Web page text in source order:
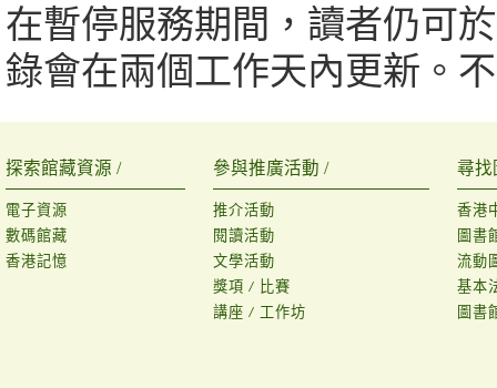
在暫停服務期間，讀者仍可
錄會在兩個工作天內更新。
探索館藏資源 /
電子資源
數碼館藏
香港記憶
參與推廣活動 /
推介活動
閱讀活動
文學活動
獎項 / 比賽
講座 / 工作坊
尋找
香港
圖書
流動
基本
圖書